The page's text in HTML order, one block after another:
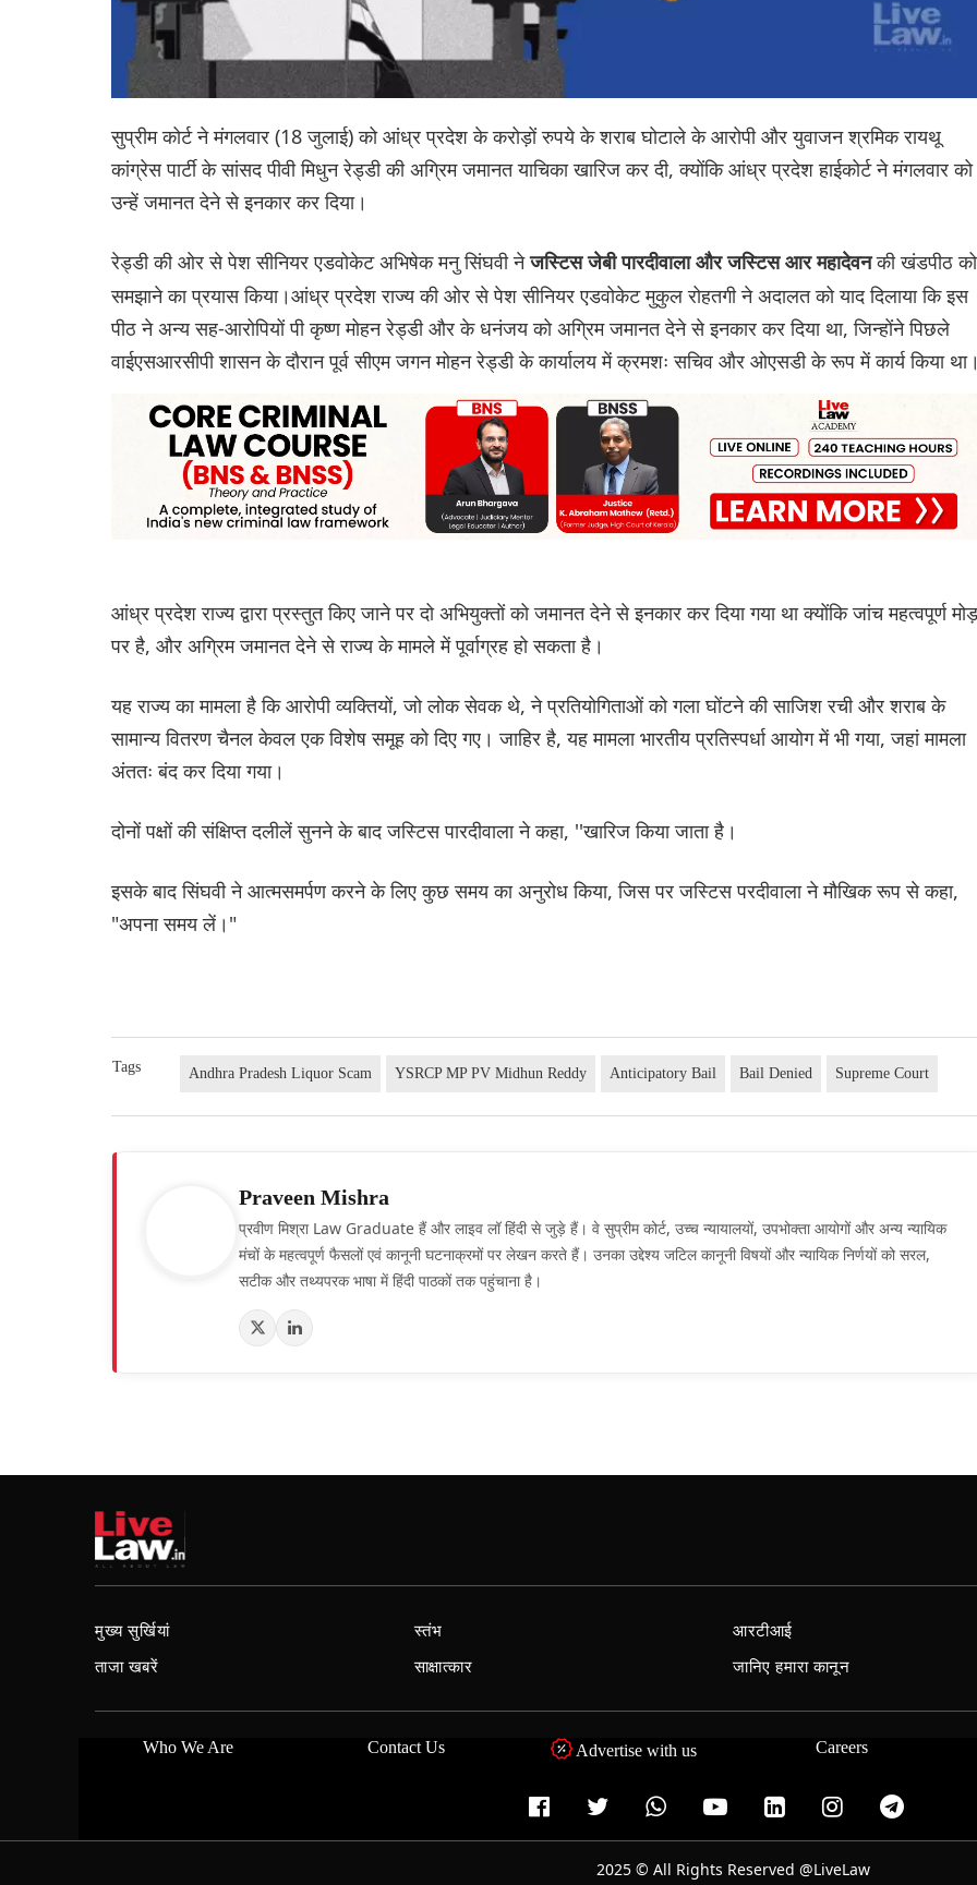
सुप्रीम कोर्ट ने मंगलवार (18 जुलाई) को आंध्र प्रदेश के करोड़ों रुपये के शराब घोटाले के आरोपी और युवाजन श्रमिक रायथू
कांग्रेस पार्टी के सांसद पीवी मिधुन रेड्डी की अग्रिम जमानत याचिका खारिज कर दी, क्योंकि आंध्र प्रदेश हाईकोर्ट ने मंगलवार को
उन्हें जमानत देने से इनकार कर दिया।
रेड्डी की ओर से पेश सीनियर एडवोकेट अभिषेक मनु सिंघवी नेजस्टिस जेबी पारदीवाला और जस्टिस आर महादेवनकी खंडपीठ को
समझाने का प्रयास किया।आंध्र प्रदेश राज्य की ओर से पेश सीनियर एडवोकेट मुकुल रोहतगी ने अदालत को याद दिलाया कि इस
पीठ ने अन्य सह-आरोपियों पी कृष्ण मोहन रेड्डी और के धनंजय को अग्रिम जमानत देने से इनकार कर दिया था, जिन्होंने पिछले
वाईएसआरसीपी शासन के दौरान पूर्व सीएम जगन मोहन रेड्डी के कार्यालय में क्रमशः सचिव और ओएसडी के रूप में कार्य किया
आंध्र प्रदेश राज्य द्वारा प्रस्तुत किए जाने पर दो अभियुक्तों को जमानत देने से इनकार कर दिया गया था क्योंकि जांच महत्वपूर्ण मोड़
पर है, और अग्रिम जमानत देने से राज्य के मामले में पूर्वाग्रह हो सकता है।
यह राज्य का मामला है कि आरोपी व्यक्तियों, जो लोक सेवक थे, ने प्रतियोगिताओं को गला घोंटने की साजिश रची और शराब के
सामान्य वितरण चैनल केवल एक विशेष समूह को दिए गए। जाहिर है, यह मामला भारतीय प्रतिस्पर्धा आयोग में भी गया, जहां मामला
अंततः बंद कर दिया गया।
दोनों पक्षों की संक्षिप्त दलीलें सुनने के बाद जस्टिस पारदीवाला ने कहा, ''खारिज किया जाता है।
इसके बाद सिंघवी ने आत्मसमर्पण करने के लिए कुछ समय का अनुरोध किया, जिस पर जस्टिस परदीवाला ने मौखिक रूप से कहा,
"अपना समय लें।"
Tags Andhra Pradesh Liquor Scam YSRCP MP PV Midhun Reddy Anticipatory Bail Bail Denied Supreme Court
Praveen Mishra
प्रवीण मिश्रा Law Graduate हैं और लाइव लॉ हिंदी से जुड़े हैं। वे सुप्रीम कोर्ट, उच्च न्यायालयों, उपभोक्ता आयोगों और अन्य न्यायिक
मंचों के महत्वपूर्ण फैसलों एवं कानूनी घटनाक्रमों पर लेखन करते हैं। उनका उद्देश्य जटिल कानूनी विषयों और न्यायिक निर्णयों को सरल,
सटीक और तथ्यपरक भाषा में हिंदी पाठकों तक पहुंचाना है।
मुख्य सुर्खियां
ताजा खबरें
स्तंभ
साक्षात्कार
आरटीआई
जानिए हमारा कानून
Who We Are Contact Us Advertise with us Careers
2025 © All Rights Reserved @LiveLaw